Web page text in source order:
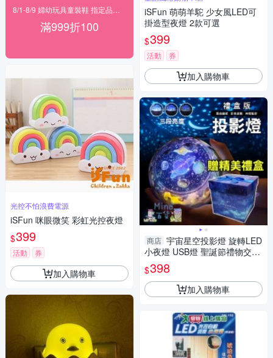
滿999折100
光控不怕浪費電源
iSFun 咪眼微笑 彩虹光控夜燈
$399
活動 券
加入購物車
iSFun 萌萌羊駝 少女風LED可
掛造型夜燈 2款可選
$399
活動 券
加入購物車
商店 宇宙星空投影燈 旋轉LED
小夜燈 USB燈 聖誕節禮物交換
〈mina百貨〉【T0016】
$398
加入購物車